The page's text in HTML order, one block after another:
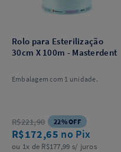
Rolo para Esterilização
30cm X 100m - Masterdent
Embalagem com 1 unidade.
R$221,90 22% OFF
R$172,65 no Pix
ou 1x de R$177,99 s/ juros